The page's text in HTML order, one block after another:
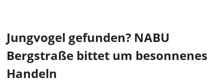
Jungvogel gefunden? NABU
Bergstraße bittet um besonnenes
Handeln